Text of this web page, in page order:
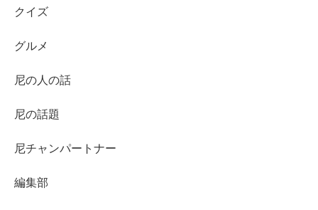
クイズ
グルメ
尼の人の話
尼の話題
尼チャンパートナー
編集部